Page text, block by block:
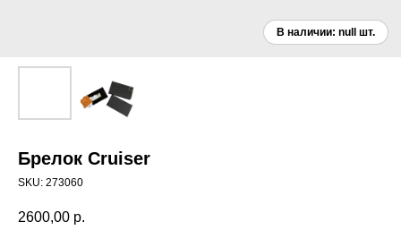
Брелок Cruiser
SKU: 273060
2600,00 р.